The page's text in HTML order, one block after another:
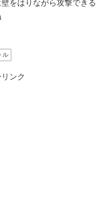
をはりながら攻撃できる
ル
ンク